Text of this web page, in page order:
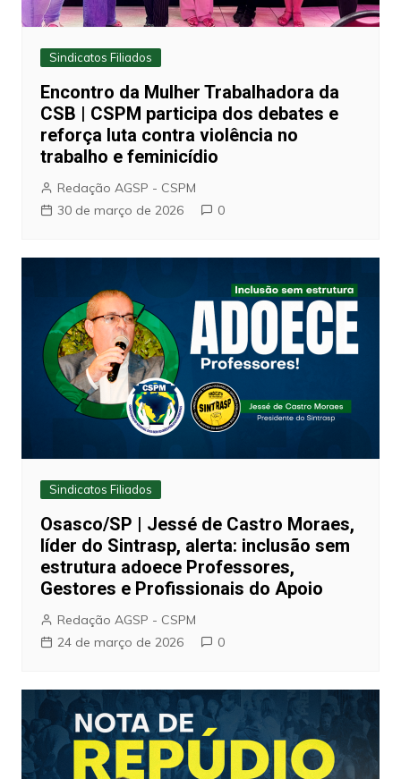
Sindicatos Filiados
Encontro da Mulher Trabalhadora da
CSB | CSPM participa dos debates e
reforça luta contra violência no
trabalho e feminicídio
Redação AGSP - CSPM
30 de março de 2026
0
Sindicatos Filiados
Osasco/SP | Jessé de Castro Moraes,
líder do Sintrasp, alerta: inclusão sem
estrutura adoece Professores,
Gestores e Profissionais do Apoio
Redação AGSP - CSPM
24 de março de 2026
0